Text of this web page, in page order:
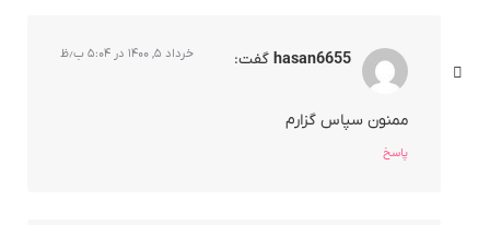
hasan6655 گفت: خرداد ۵, ۱۴۰۰ در ۵:۰۴ ب٫ظ
ممنون سپاس گزارم
پاسخ